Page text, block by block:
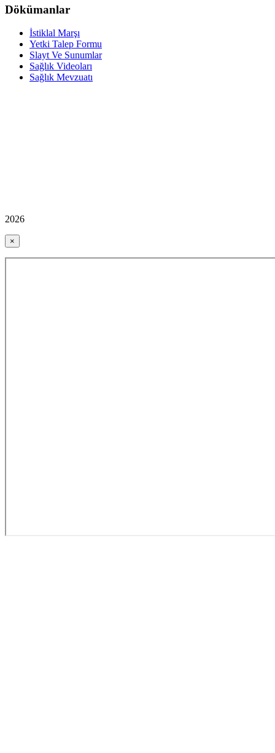
Dökümanlar
İstiklal Marşı
Yetki Talep Formu
Slayt Ve Sunumlar
Sağlık Videoları
Sağlık Mevzuatı
2026
×